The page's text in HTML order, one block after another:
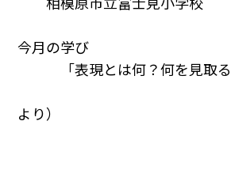
今月の学び
「表現とは何？何を見取る
（事後
より）